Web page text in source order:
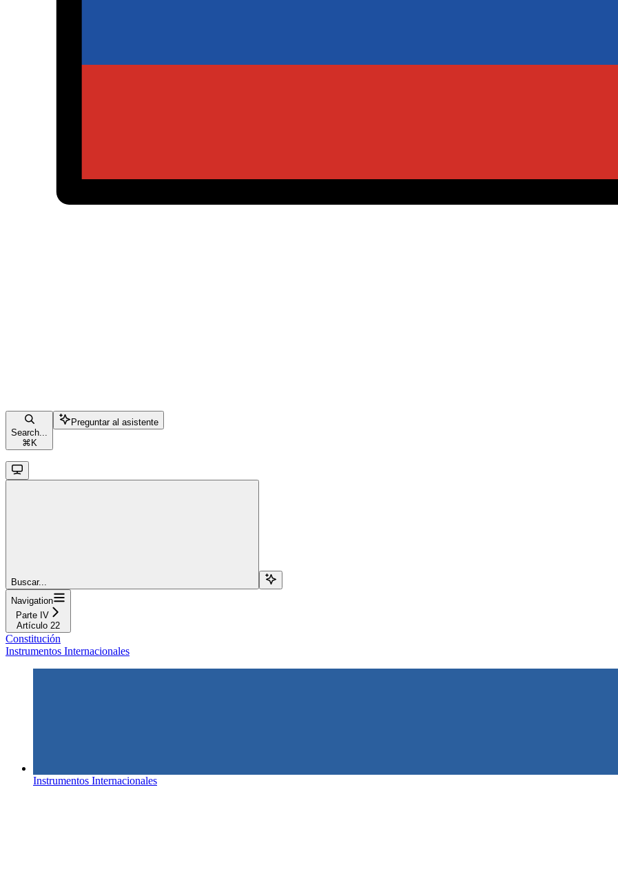
Search...
⌘ K
Preguntar al asistente
Buscar...
Navigation
Parte IV
Artículo 22
Constitución
Instrumentos Internacionales
Instrumentos Internacionales